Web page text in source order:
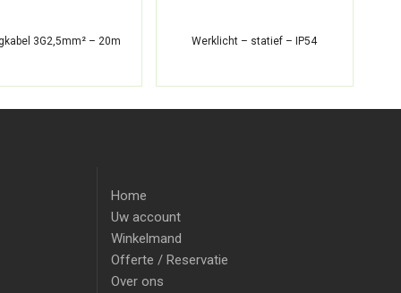
3G2,5mm² – 20m Werklicht – statief – IP54
Home
Uw account
Winkelmand
Offerte / Reservatie
Over ons